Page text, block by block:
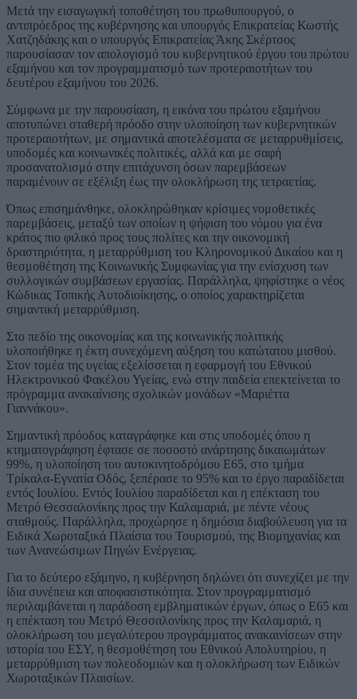
Μετά την εισαγωγική τοποθέτηση του πρωθυπουργού, ο
αντιπρόεδρος της κυβέρνησης και υπουργός Επικρατείας Κωστής
Χατζηδάκης και ο υπουργός Επικρατείας Άκης Σκέρτσος
παρουσίασαν τον απολογισμό του κυβερνητικού έργου του πρώτου
εξαμήνου και τον προγραμματισμό των προτεραιοτήτων του
δευτέρου εξαμήνου του 2026.
Σύμφωνα με την παρουσίαση, η εικόνα του πρώτου εξαμήνου
αποτυπώνει σταθερή πρόοδο στην υλοποίηση των κυβερνητικών
προτεραιοτήτων, με σημαντικά αποτελέσματα σε μεταρρυθμίσεις,
υποδομές και κοινωνικές πολιτικές, αλλά και με σαφή
προσανατολισμό στην επιτάχυνση όσων παρεμβάσεων
παραμένουν σε εξέλιξη έως την ολοκλήρωση της τετραετίας.
Όπως επισημάνθηκε, ολοκληρώθηκαν κρίσιμες νομοθετικές
παρεμβάσεις, μεταξύ των οποίων η ψήφιση του νόμου για ένα
κράτος πιο φιλικό προς τους πολίτες και την οικονομική
δραστηριότητα, η μεταρρύθμιση του Κληρονομικού Δικαίου και η
θεσμοθέτηση της Κοινωνικής Συμφωνίας για την ενίσχυση των
συλλογικών συμβάσεων εργασίας. Παράλληλα, ψηφίστηκε ο νέος
Κώδικας Τοπικής Αυτοδιοίκησης, ο οποίος χαρακτηρίζεται
σημαντική μεταρρύθμιση.
Στο πεδίο της οικονομίας και της κοινωνικής πολιτικής
υλοποιήθηκε η έκτη συνεχόμενη αύξηση του κατώτατου μισθού.
Στον τομέα της υγείας εξελίσσεται η εφαρμογή του Εθνικού
Ηλεκτρονικού Φακέλου Υγείας, ενώ στην παιδεία επεκτείνεται το
πρόγραμμα ανακαίνισης σχολικών μονάδων «Μαριέττα
Γιαννάκου».
Σημαντική πρόοδος καταγράφηκε και στις υποδομές όπου η
κτηματογράφηση έφτασε σε ποσοστό ανάρτησης δικαιωμάτων
99%, η υλοποίηση του αυτοκινητοδρόμου Ε65, στο τμήμα
Τρίκαλα-Εγνατία Οδός, ξεπέρασε το 95% και το έργο παραδίδεται
εντός Ιουλίου. Εντός Ιουλίου παραδίδεται και η επέκταση του
Μετρό Θεσσαλονίκης προς την Καλαμαριά, με πέντε νέους
σταθμούς. Παράλληλα, προχώρησε η δημόσια διαβούλευση για τα
Ειδικά Χωροταξικά Πλαίσια του Τουρισμού, της Βιομηχανίας και
των Ανανεώσιμων Πηγών Ενέργειας.
Για το δεύτερο εξάμηνο, η κυβέρνηση δηλώνει ότι συνεχίζει με την
ίδια συνέπεια και αποφασιστικότητα. Στον προγραμματισμό
περιλαμβάνεται η παράδοση εμβληματικών έργων, όπως ο Ε65 και
η επέκταση του Μετρό Θεσσαλονίκης προς την Καλαμαριά, η
ολοκλήρωση του μεγαλύτερου προγράμματος ανακαινίσεων στην
ιστορία του ΕΣΥ, η θεσμοθέτηση του Εθνικού Απολυτηρίου, η
μεταρρύθμιση των πολεοδομιών και η ολοκλήρωση των Ειδικών
Χωροταξικών Πλαισίων.